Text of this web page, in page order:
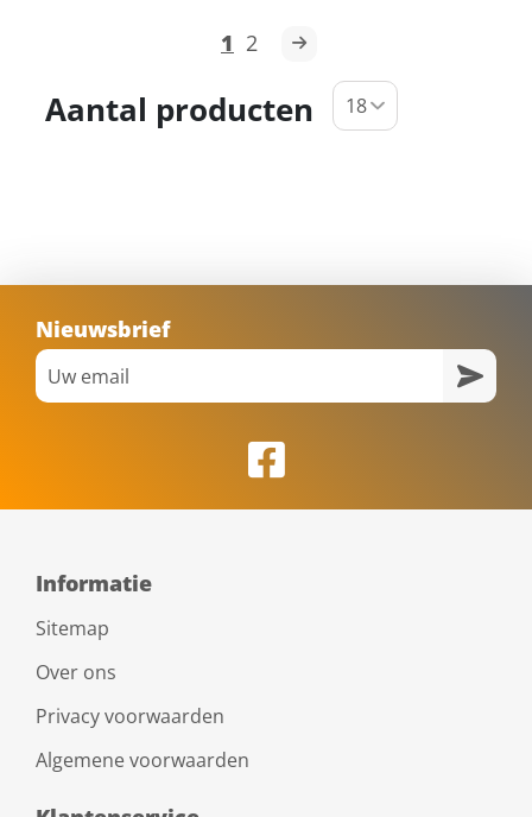
1 2
Aantal producten
Nieuwsbrief
Informatie
Sitemap
Over ons
Privacy voorwaarden
Algemene voorwaarden